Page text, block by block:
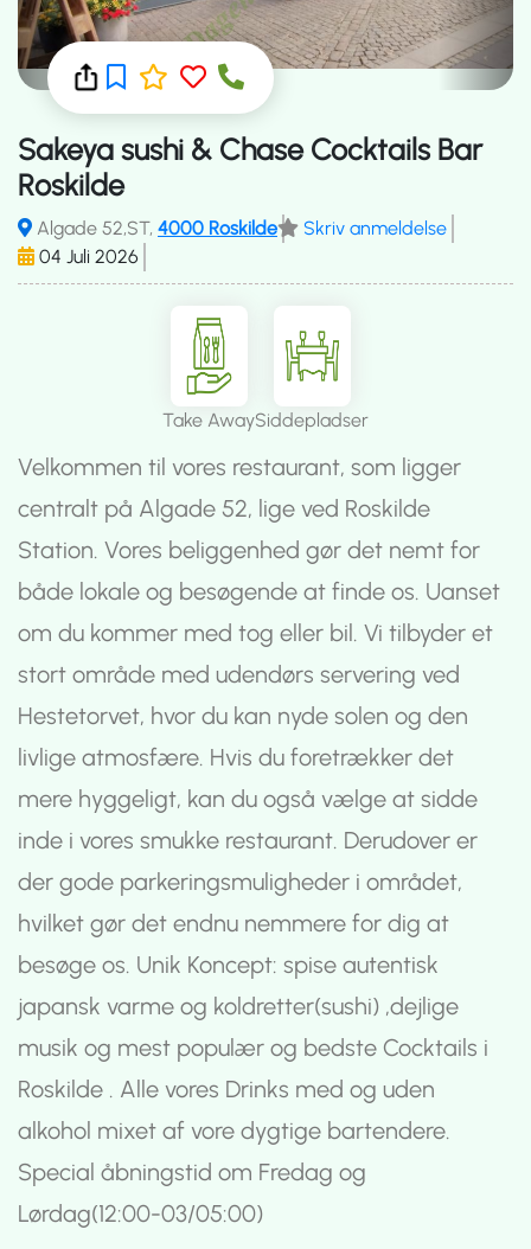
Sakeya sushi & Chase Cocktails Bar
Roskilde
Algade 52,ST, 4000 Roskilde
Skriv anmeldelse
04 Juli 2026
Take AwaySiddepladser
Velkommen til vores restaurant, som ligger
centralt på Algade 52, lige ved Roskilde
Station. Vores beliggenhed gør det nemt for
både lokale og besøgende at finde os. Uanset
om du kommer med tog eller bil. Vi tilbyder et
stort område med udendørs servering ved
Hestetorvet, hvor du kan nyde solen og den
livlige atmosfære. Hvis du foretrækker det
mere hyggeligt, kan du også vælge at sidde
inde i vores smukke restaurant. Derudover er
der gode parkeringsmuligheder i området,
hvilket gør det endnu nemmere for dig at
besøge os. Unik Koncept: spise autentisk
japansk varme og koldretter(sushi) ,dejlige
musik og mest populær og bedste Cocktails i
Roskilde . Alle vores Drinks med og uden
alkohol mixet af vore dygtige bartendere.
Special åbningstid om Fredag og
Lørdag(12:00-03/05:00)